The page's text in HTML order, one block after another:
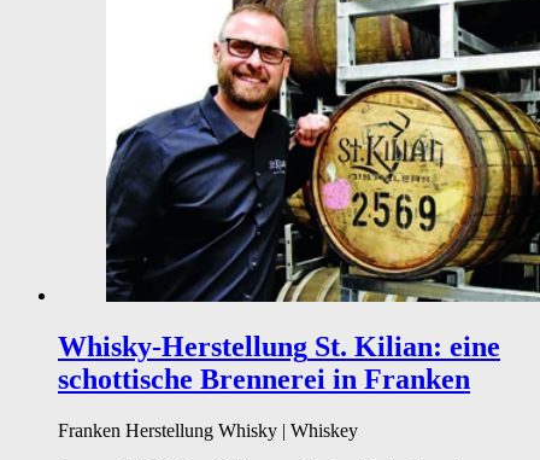
Whisky-Herstellung St. Kilian: eine
schottische Brennerei in Franken
Franken Herstellung Whisky | Whiskey